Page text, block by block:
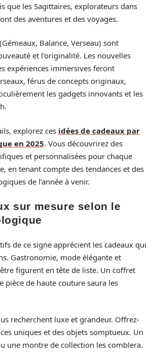
que les Sagittaires, explorateurs dans
des aventures et des voyages.
(Gémeaux, Balance, Verseau) sont
et l’originalité. Les nouvelles
expériences immersives feront
férus de concepts originaux,
les gadgets innovants et les
explorez ces idées de cadeaux par
en 2025. Vous découvrirez des
et personnalisées pour chaque
en tenant compte des tendances et des
de l’année à venir.
sur mesure selon le
de ce signe apprécient les cadeaux qui
Gastronomie, mode élégante et
figurent en tête de liste. Un coffret
pièce de haute couture saura les
recherchent luxe et grandeur. Offrez-
uniques et des objets somptueux. Un
une montre de collection les comblera.